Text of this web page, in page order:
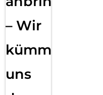
– Wir
kümmern
uns